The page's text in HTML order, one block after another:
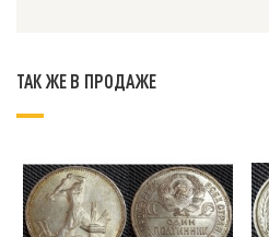
ТАК ЖЕ В ПРОДАЖЕ